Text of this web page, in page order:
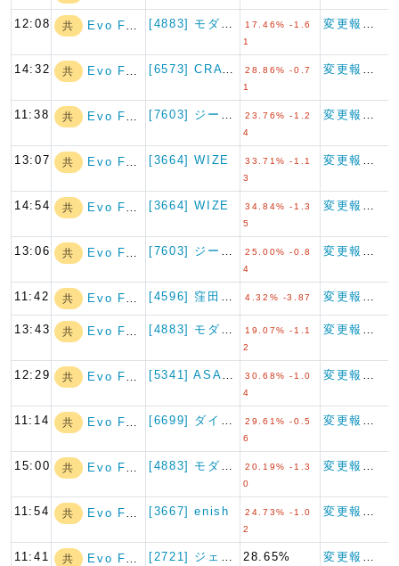
12:08 共 Evo Fund
17.46% -1.6
1
14:32 共 Evo Fund
28.86% -0.7
1
11:38 共 Evo Fund
23.76% -1.2
4
13:07 共 Evo Fund [3664] WIZE
33.71% -1.1
3
14:54 共 Evo Fund [3664] WIZE
34.84% -1.3
5
13:06 共 Evo Fund
25.00% -0.8
4
11:42 共 Evo Fund 4.32% -3.87
13:43 共 Evo Fund
19.07% -1.1
2
12:29 共 Evo Fund
30.68% -1.0
4
11:14 共 Evo Fund
29.61% -0.5
6
15:00 共 Evo Fund
20.19% -1.3
0
11:54 共 Evo Fund [3667] enish
24.73% -1.0
2
11:41 共 Evo Fund 28.65%